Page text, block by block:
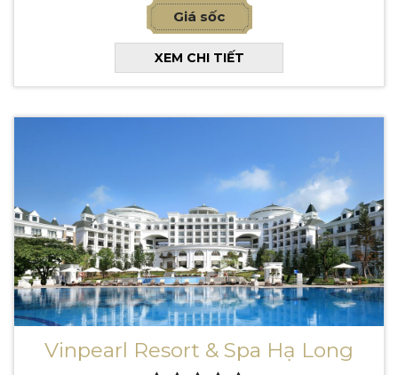
Giá sốc
XEM CHI TIẾT
Vinpearl Resort & Spa Hạ Long